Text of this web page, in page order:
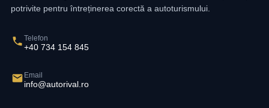
potrivite pentru întreținerea corectă a autoturismului.
Telefon
+40 734 154 845
Email
info@autorival.ro